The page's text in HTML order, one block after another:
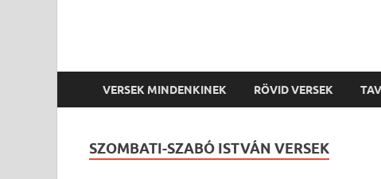
VERSEK MINDENKINEK RÖVID VERSEK
SZOMBATI-SZABÓ ISTVÁN VERSEK